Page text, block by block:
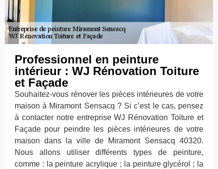
Professionnel en peinture
intérieur : WJ Rénovation Toiture
et Façade
Souhaitez-vous rénover les pièces intérieures de votre
maison à Miramont Sensacq ? Si c’est le cas, pensez
à contacter notre entreprise WJ Rénovation Toiture et
Façade pour peindre les pièces intérieures de votre
maison dans la ville de Miramont Sensacq 40320.
Nous allons utiliser différents types de peinture,
comme : la peinture acrylique ; la peinture glycérol ; la